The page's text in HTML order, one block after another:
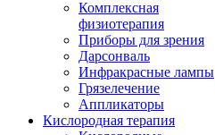
Комплексная
физиотерапия
Приборы для зрения
Дарсонваль
Инфракрасные лампы
Грязелечение
Аппликаторы
Кислородная терапия